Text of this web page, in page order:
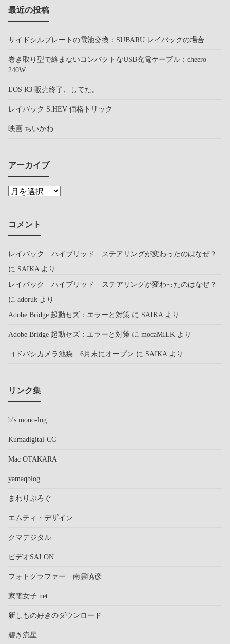
最近の投稿
サイドシルプレートの電池交換：SUBARU レイバックの場合
巻き取り型で絡まないコンパクトなUSB充電ケーブル：cheero
240W
EOS R3 販売終了、してた。
レイバック S:HEV 価格トリック
映画 ちいかわ
アーカイブ
コメント
レイバック ハイブリッド ステアリングが変わったのはなぜ？
に SAIKA より
レイバック ハイブリッド ステアリングが変わったのはなぜ？
に adoruk より
Adobe Bridge 起動セズ：エラーと対策 に SAIKA より
Adobe Bridge 起動セズ：エラーと対策 に mocaMILK より
ヨドバシカメラ池袋 6月末にオープン に SAIKA より
リンク集
b’s mono-log
Kumadigital-CC
Mac OTAKARA
yamaqblog
まわりぶろぐ
エムティ・デザイン
クマデジタル
ビデオSALON
フォトグラファー 南雲暁彦
家電女子.net
新しもの好きのダウンロード
碧き流星